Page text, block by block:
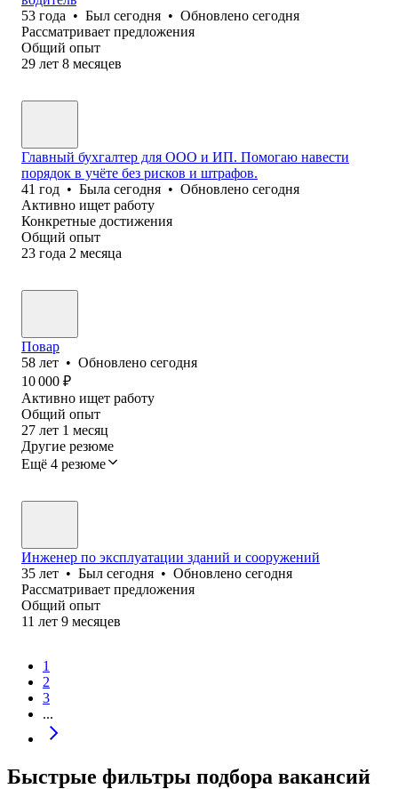
53 года • Был сегодня • Обновлено сегодня
Рассматривает предложения
Общий опыт
29 лет 8 месяцев
Главный бухгалтер для ООО и ИП. Помогаю навести
порядок в учёте без рисков и штрафов.
41 год • Была сегодня • Обновлено сегодня
Активно ищет работу
Конкретные достижения
Общий опыт
23 года 2 месяца
Повар
58 лет • Обновлено сегодня
10 000 ₽
Активно ищет работу
Общий опыт
27 лет 1 месяц
Другие резюме
Ещё 4 резюме
Инженер по эксплуатации зданий и сооружений
35 лет • Был сегодня • Обновлено сегодня
Рассматривает предложения
Общий опыт
11 лет 9 месяцев
1
2
3
...
Быстрые фильтры подбора вакансий